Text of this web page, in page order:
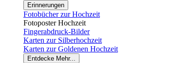
Erinnerungen
Fotobücher zur Hochzeit
Fotoposter Hochzeit
Fingerabdruck-Bilder
Karten zur Silberhochzeit
Karten zur Goldenen Hochzeit
Entdecke Mehr...